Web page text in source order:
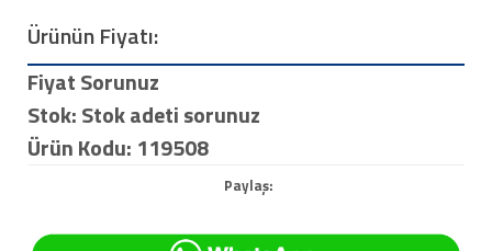
Ürünün Fiyatı:
Fiyat Sorunuz
Stok: Stok adeti sorunuz
Ürün Kodu: 119508
Paylaş: